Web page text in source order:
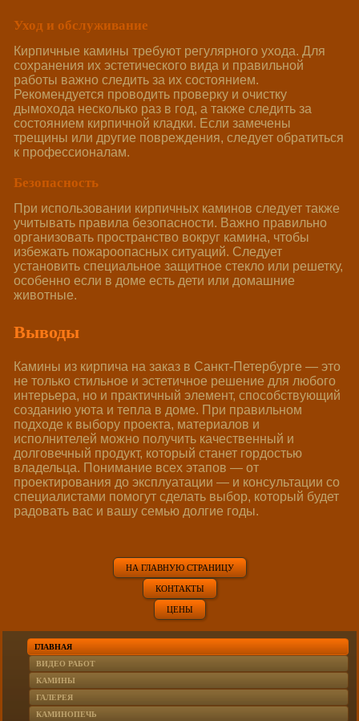
Уход и обслуживание
Кирпичные камины требуют регулярного ухода. Для
сохранения их эстетического вида и правильной
работы важно следить за их состоянием.
Рекомендуется проводить проверку и очистку
дымохода несколько раз в год, а также следить за
состоянием кирпичной кладки. Если замечены
трещины или другие повреждения, следует обратиться
к профессионалам.
Безопасность
При использовании кирпичных каминов следует также
учитывать правила безопасности. Важно правильно
организовать пространство вокруг камина, чтобы
избежать пожароопасных ситуаций. Следует
установить специальное защитное стекло или решетку,
особенно если в доме есть дети или домашние
животные.
Выводы
Камины из кирпича на заказ в Санкт-Петербурге — это
не только стильное и эстетичное решение для любого
интерьера, но и практичный элемент, способствующий
созданию уюта и тепла в доме. При правильном
подходе к выбору проекта, материалов и
исполнителей можно получить качественный и
долговечный продукт, который станет гордостью
владельца. Понимание всех этапов — от
проектирования до эксплуатации — и консультации со
специалистами помогут сделать выбор, который будет
радовать вас и вашу семью долгие годы.
НА ГЛАВНУЮ СТРАНИЦУ
КОНТАКТЫ
ЦЕНЫ
ГЛАВНАЯ
ВИДЕО РАБОТ
КАМИНЫ
ГАЛЕРЕЯ
КАМИНОПЕЧЬ